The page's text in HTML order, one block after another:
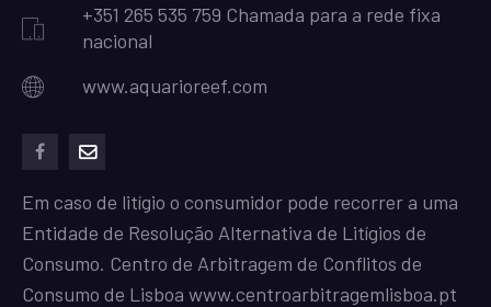
+351 265 535 759 Chamada para a rede fixa
nacional
www.aquarioreef.com
Em caso de litígio o consumidor pode recorrer a uma
Entidade de Resolução Alternativa de Litígios de
Consumo. Centro de Arbitragem de Conflitos de
Consumo de Lisboa www.centroarbitragemlisboa.pt